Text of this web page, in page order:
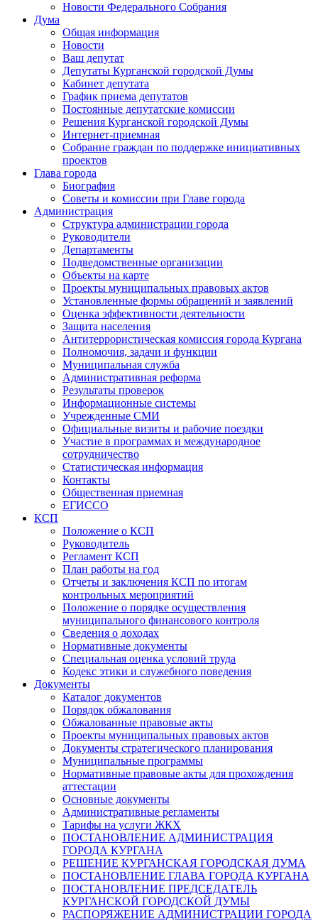
Новости Федерального Cобрания
Дума
Общая информация
Новости
Ваш депутат
Депутаты Курганской городской Думы
Кабинет депутата
График приема депутатов
Постоянные депутатские комиссии
Решения Курганской городской Думы
Интернет-приемная
Собрание граждан по поддержке инициативных
проектов
Глава города
Биография
Советы и комиссии при Главе города
Администрация
Структура администрации города
Руководители
Департаменты
Подведомственные организации
Объекты на карте
Проекты муниципальных правовых актов
Установленные формы обращений и заявлений
Оценка эффективности деятельности
Защита населения
Антитеррористическая комиссия города Кургана
Полномочия, задачи и функции
Муниципальная служба
Административная реформа
Результаты проверок
Информационные системы
Учрежденные СМИ
Официальные визиты и рабочие поездки
Участие в программах и международное
сотрудничество
Статистическая информация
Контакты
Общественная приемная
ЕГИССО
КСП
Положение о КСП
Руководитель
Регламент КСП
План работы на год
Отчеты и заключения КСП по итогам
контрольных мероприятий
Положение о порядке осуществления
муниципального финансового контроля
Сведения о доходах
Нормативные документы
Специальная оценка условий труда
Кодекс этики и служебного поведения
Документы
Каталог документов
Порядок обжалования
Обжалованные правовые акты
Проекты муниципальных правовых актов
Документы стратегического планирования
Муниципальные программы
Нормативные правовые акты для прохождения
аттестации
Основные документы
Административные регламенты
Тарифы на услуги ЖКХ
ПОСТАНОВЛЕНИЕ АДМИНИСТРАЦИЯ
ГОРОДА КУРГАНА
РЕШЕНИЕ КУРГАНСКАЯ ГОРОДСКАЯ ДУМА
ПОСТАНОВЛЕНИЕ ГЛАВА ГОРОДА КУРГАНА
ПОСТАНОВЛЕНИЕ ПРЕДСЕДАТЕЛЬ
КУРГАНСКОЙ ГОРОДСКОЙ ДУМЫ
РАСПОРЯЖЕНИЕ АДМИНИСТРАЦИИ ГОРОДА